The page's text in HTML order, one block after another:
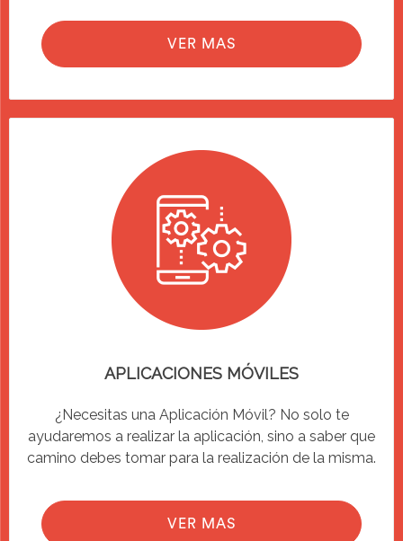
VER MAS
APLICACIONES MÓVILES
¿Necesitas una Aplicación Móvil? No solo te
ayudaremos a realizar la aplicación, sino a saber que
camino debes tomar para la realización de la misma.
VER MAS